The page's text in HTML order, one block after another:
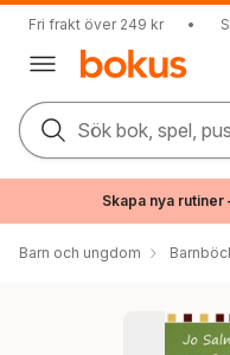
Fri frakt över 249 kr •
Sök bok, spel,
Skapa nya
Barn och ungdom